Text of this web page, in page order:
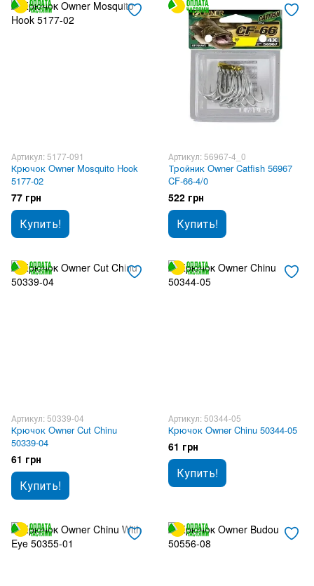
Артикул: 5177-091
Крючок Owner Mosquito Hook
5177-02
77 грн
Купить!
Артикул: 56967-4_0
Тройник Owner Catfish 56967
CF-66-4/0
522 грн
Купить!
Артикул: 50339-04
Крючок Owner Cut Chinu
50339-04
61 грн
Купить!
Артикул: 50344-05
Крючок Owner Chinu 50344-05
61 грн
Купить!